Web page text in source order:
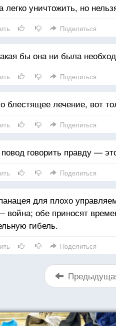
легко уничтожить, но
Поделиться
бы она ни была
Поделиться
блестящее лечение, вот
Поделиться
говорить правду —
Поделиться
для плохо
война; обе приносят
гибель.
Поделиться